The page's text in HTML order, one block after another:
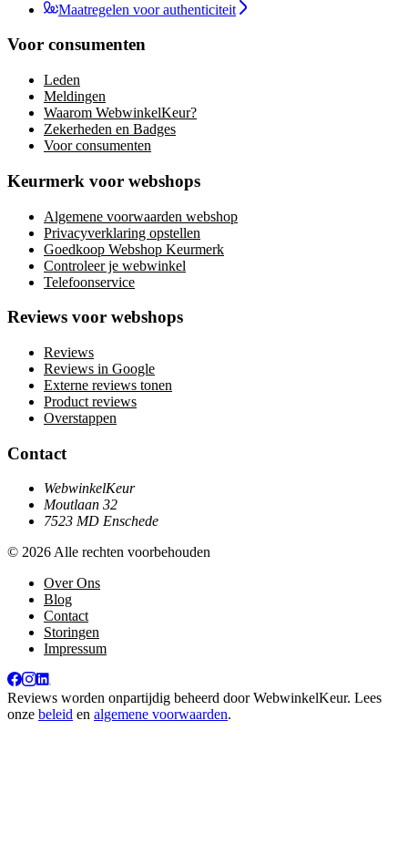
Maatregelen voor authenticiteit
Voor consumenten
Leden
Meldingen
Waarom WebwinkelKeur?
Zekerheden en Badges
Voor consumenten
Keurmerk voor webshops
Algemene voorwaarden webshop
Privacyverklaring opstellen
Goedkoop Webshop Keurmerk
Controleer je webwinkel
Telefoonservice
Reviews voor webshops
Reviews
Reviews in Google
Externe reviews tonen
Product reviews
Overstappen
Contact
WebwinkelKeur
Moutlaan 32
7523 MD Enschede
© 2026 Alle rechten voorbehouden
Over Ons
Blog
Contact
Storingen
Impressum
Reviews worden onpartijdig beheerd doorWebwinkelKeur. Lees
onze beleid en algemene voorwaarden.